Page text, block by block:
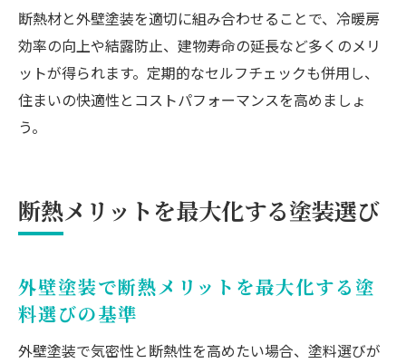
断熱材と外壁塗装を適切に組み合わせることで、冷暖房
効率の向上や結露防止、建物寿命の延長など多くのメリ
ットが得られます。定期的なセルフチェックも併用し、
住まいの快適性とコストパフォーマンスを高めましょ
う。
断熱メリットを最大化する塗装選び
外壁塗装で断熱メリットを最大化する塗
料選びの基準
外壁塗装で気密性と断熱性を高めたい場合、塗料選びが